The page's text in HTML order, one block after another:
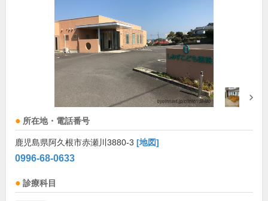
所在地・電話番号
鹿児島県阿久根市赤瀬川3880-3 [地図]
0996-68-0633
診療科目